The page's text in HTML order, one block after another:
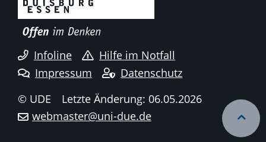
Infoline
Hilfe im Notfall
Impressum
Datenschutz
© UDE
Letzte Änderung: 06.05.2026
webmaster@uni-due.de